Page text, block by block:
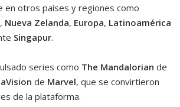
en otros países y regiones como
, Nueva Zelanda, Europa, Latinoamérica
Singapur.
series como The Mandalorian de
de Marvel, que se convirtieron
de la plataforma.